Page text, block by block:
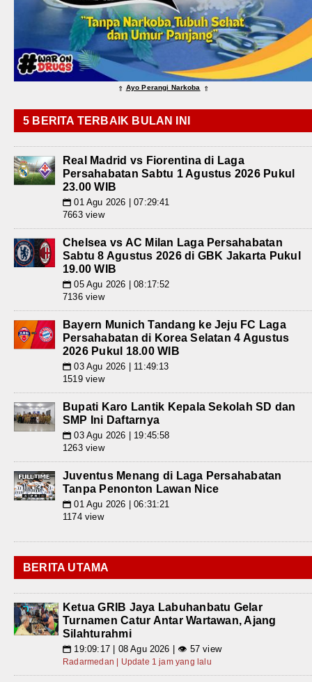
⇑ Ayo Perangi Narkoba ⇑
5 BERITA TERBAIK BULAN INI
Real Madrid vs Fiorentina di Laga
Persahabatan Sabtu 1 Agustus 2026 Pukul
23.00 WIB
📅 01 Agu 2026 | 07:29:41
7663 view
Chelsea vs AC Milan Laga Persahabatan
Sabtu 8 Agustus 2026 di GBK Jakarta Pukul
19.00 WIB
📅 05 Agu 2026 | 08:17:52
7136 view
Bayern Munich Tandang ke Jeju FC Laga
Persahabatan di Korea Selatan 4 Agustus
2026 Pukul 18.00 WIB
📅 03 Agu 2026 | 11:49:13
1519 view
Bupati Karo Lantik Kepala Sekolah SD dan
SMP Ini Daftarnya
📅 03 Agu 2026 | 19:45:58
1263 view
Juventus Menang di Laga Persahabatan
Tanpa Penonton Lawan Nice
📅 01 Agu 2026 | 06:31:21
1174 view
BERITA UTAMA
Ketua GRIB Jaya Labuhanbatu Gelar
Turnamen Catur Antar Wartawan, Ajang
Silahturahmi
📅 19:09:17 | 08 Agu 2026 | 👁 57 view
Radarmedan | Update 1 jam yang lalu